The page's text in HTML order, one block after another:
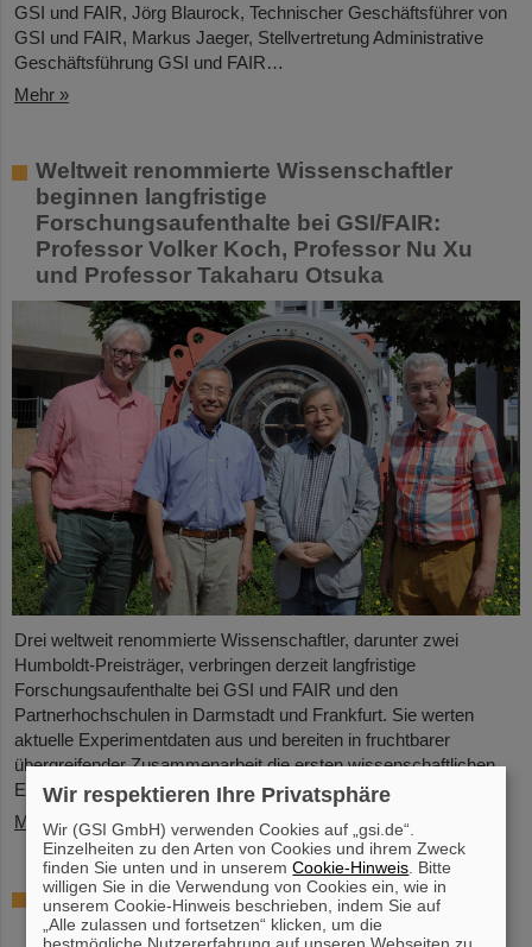
GSI und FAIR, Jörg Blaurock, Technischer Geschäftsführer von
GSI und FAIR, Markus Jaeger, Stellvertretung Administrative
Geschäftsführung GSI und FAIR…
Mehr »
Weltweit renommierte Wissenschaftler
beginnen langfristige
Forschungsaufenthalte bei GSI/FAIR:
Professor Volker Koch, Professor Nu Xu
und Professor Takaharu Otsuka
Drei weltweit renommierte Wissenschaftler, darunter zwei
Humboldt-Preisträger, verbringen derzeit langfristige
Forschungsaufenthalte bei GSI und FAIR und den
Partnerhochschulen in Darmstadt und Frankfurt. Sie werten
aktuelle Experimentdaten aus und bereiten in fruchtbarer
übergreifender Zusammenarbeit die ersten wissenschaftlichen
Experimente an FAIR vor.
Mehr »
Hohe Auszeichnung für Professor Marco
Durante: Kaplan-Preis für herausragende
Wir respektieren Ihre Privatsphäre
Wir (GSI GmbH) verwenden Cookies auf „gsi.de“.
Einzelheiten zu den Arten von Cookies und ihrem Zweck
finden Sie unten und in unseremCookie-Hinweis . Bitte
willigen Sie in die Verwendung von Cookies ein, wie in
unserem Cookie-Hinweis beschrieben, indem Sie auf
„Alle zulassen und fortsetzen“ klicken, um die
bestmögliche Nutzererfahrung auf unseren Webseiten zu